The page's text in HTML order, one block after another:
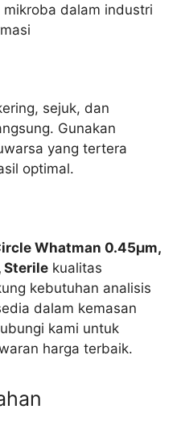
mikroba dalam industri
sejuk, dan
Gunakan
yang tertera
optimal.
Whatman 0.45µm,
Sterile kualitas
kebutuhan analisis
dalam kemasan
kami untuk
harga terbaik.